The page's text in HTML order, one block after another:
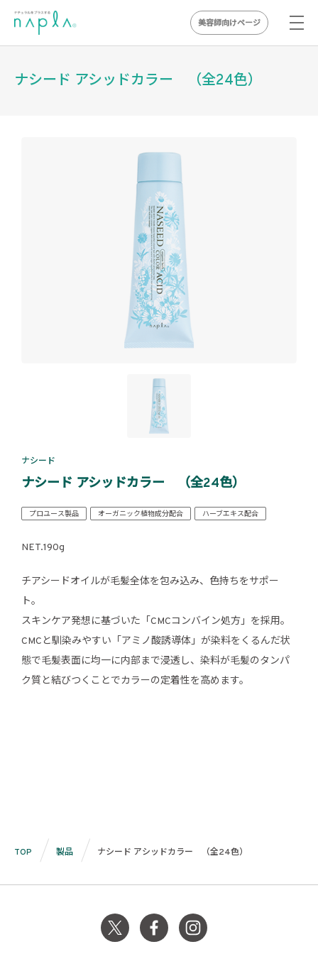
美容師向けページ
ナシード アシッドカラー （全24色）
ナシード
ナシード アシッドカラー （全24色）
プロユース製品 オーガニック植物成分配合 ハーブエキス配合
NET.190g
チアシードオイルが毛髪全体を包み込み、色持ちをサポー
ト。
スキンケア発想に基づいた「CMCコンバイン処方」を採用。
CMCと馴染みやすい「アミノ酸誘導体」が染料をくるんだ状
態で毛髪表面に均一に内部まで浸透し、染料が毛髪のタンパ
ク質と結びつくことでカラーの定着性を高めます。
TOP 製品 ナシード アシッドカラー （全24色）